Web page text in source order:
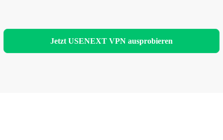
Jetzt USENEXT VPN ausprobieren